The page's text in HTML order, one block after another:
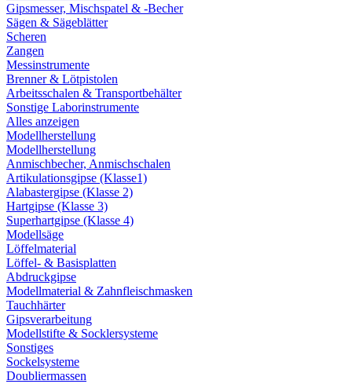
Gipsmesser, Mischspatel & -Becher
Sägen & Sägeblätter
Scheren
Zangen
Messinstrumente
Brenner & Lötpistolen
Arbeitsschalen & Transportbehälter
Sonstige Laborinstrumente
Alles anzeigen
Modellherstellung
Modellherstellung
Anmischbecher, Anmischschalen
Artikulationsgipse (Klasse1)
Alabastergipse (Klasse 2)
Hartgipse (Klasse 3)
Superhartgipse (Klasse 4)
Modellsäge
Löffelmaterial
Löffel- & Basisplatten
Abdruckgipse
Modellmaterial & Zahnfleischmasken
Tauchhärter
Gipsverarbeitung
Modellstifte & Socklersysteme
Sonstiges
Sockelsysteme
Doubliermassen